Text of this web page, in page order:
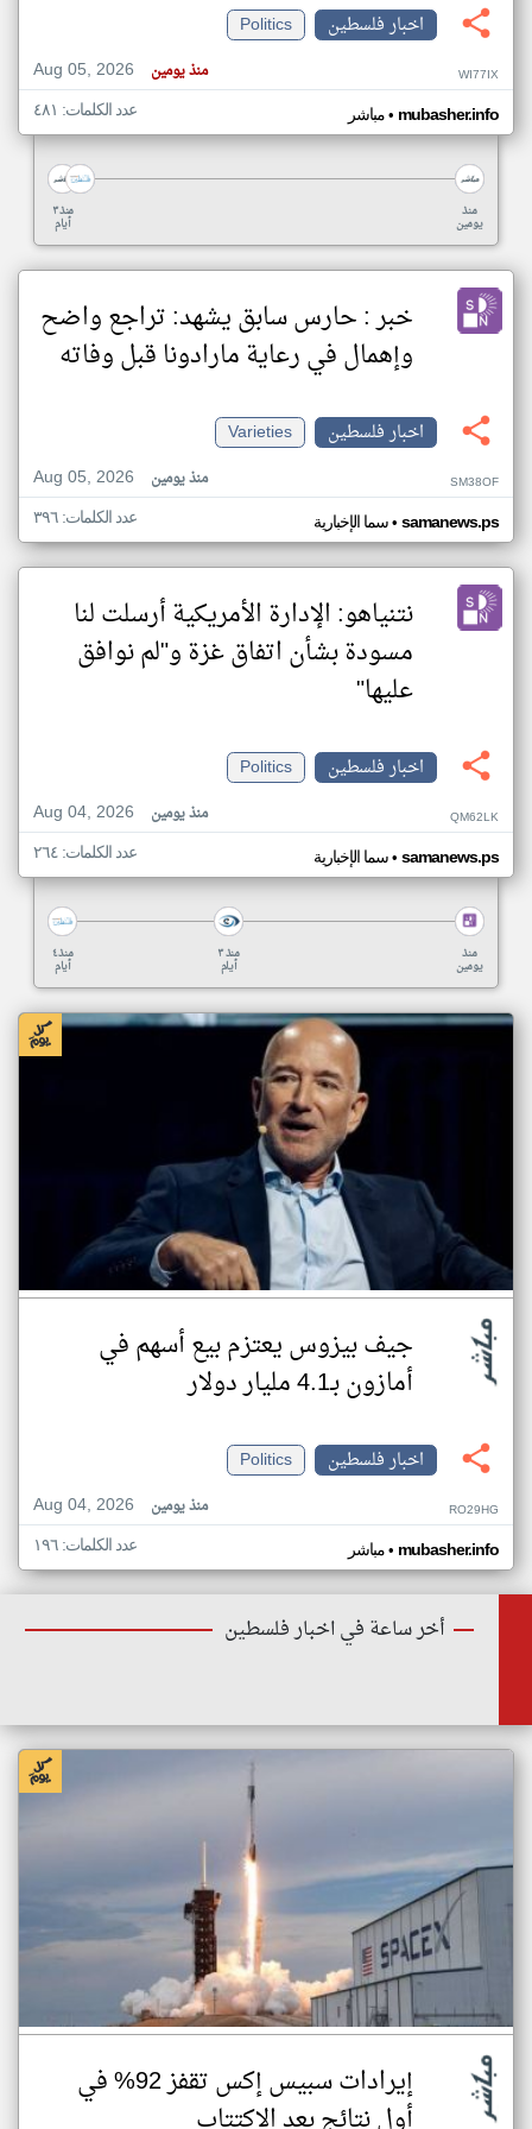
اخبار فلسطين
Politics
Aug 05, 2026
منذ يومين WI77IX
مباشر• mubasher.info عدد الكلمات: ٤٨١
منذ ٣
أيام
منذ
يومين
خبر : حارس سابق يشهد: تراجع واضح
وإهمال في رعاية مارادونا قبل وفاته
اخبار فلسطين
Varieties
Aug 05, 2026
منذ يومين SM38OF
سما الإخبارية• samanews.ps عدد الكلمات: ٣٩٦
نتنياهو: الإدارة الأمريكية أرسلت لنا
مسودة بشأن اتفاق غزة و"لم نوافق
عليها"
اخبار فلسطين
Politics
Aug 04, 2026
منذ يومين QM62LK
سما الإخبارية• samanews.ps عدد الكلمات: ٢٦٤
منذ ٤
أيام
منذ ٣
أيام
منذ
يومين
جيف بيزوس يعتزم بيع أسهم في
أمازون بـ4.1 مليار دولار
اخبار فلسطين
Politics
Aug 04, 2026
منذ يومين RO29HG
مباشر• mubasher.info عدد الكلمات: ١٩٦
أخر ساعة في اخبار فلسطين
إيرادات سبيس إكس تقفز 92% في